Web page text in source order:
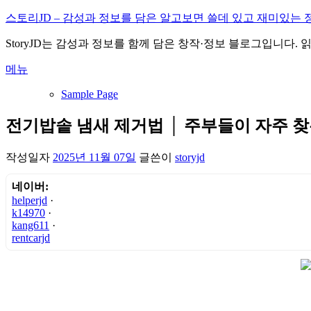
내
으
바
기
스토리JD – 감성과 정보를 담은 알고보면 쓸데 있고 재미있는
StoryJD는 감성과 정보를 함께 담은 창작·정보 블로그입니다.
메뉴
Sample Page
전기밥솥 냄새 제거법 │ 주부들이 자주
작성일자 2025년 11월 07일 글쓴이 storyjd
네이버:
helperjd ·
k14970 ·
kang611 ·
rentcarjd